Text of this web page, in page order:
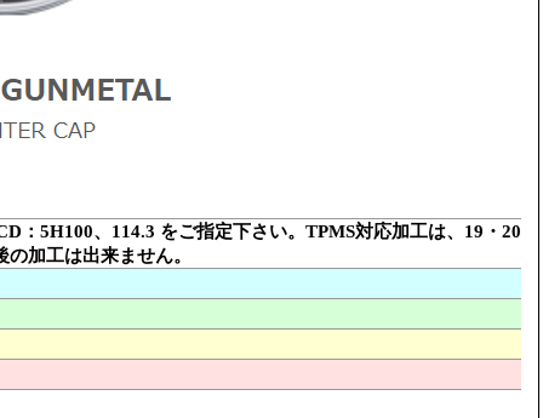
5H100、114.3 をご指定下さい。TPMS対応加工は、19・20
加工は出来ません。